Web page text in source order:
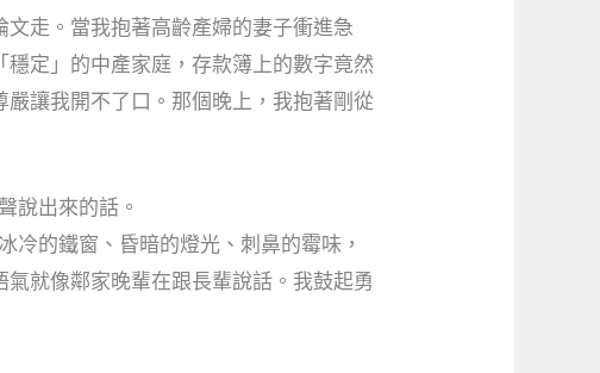
走。當我抱著高齡產婦的妻子衝進急
定」的中產家庭，存款簿上的數字竟然
讓我開不了口。那個晚上，我抱著剛從
說出來的話。
的鐵窗、昏暗的燈光、刺鼻的霉味，
就像鄰家晚輩在跟長輩說話。我鼓起勇